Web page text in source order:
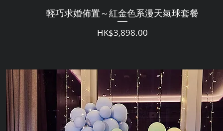
輕巧求婚佈置～紅金色系漫天氣球套餐
Price
HK$3,898.00